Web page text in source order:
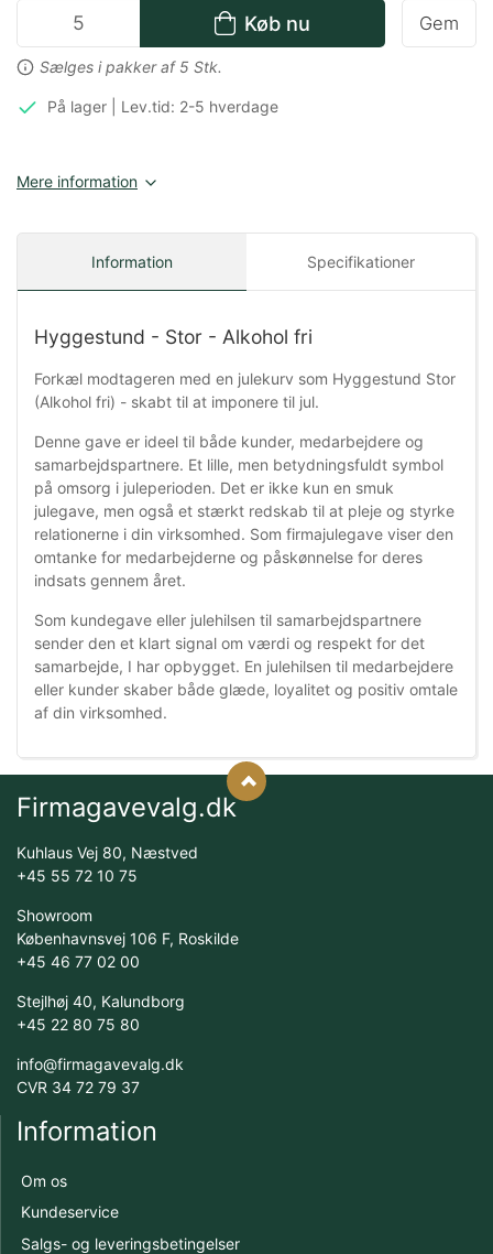
Køb nu
Sælges i pakker af 5 Stk.
Gem
På lager | Lev.tid: 2-5 hverdage
Mere information
Information Specifikationer
Hyggestund - Stor - Alkohol fri
Forkæl modtageren med en julekurv som Hyggestund Stor
(Alkohol fri) - skabt til at imponere til jul.
Denne gave er ideel til både kunder, medarbejdere og
samarbejdspartnere. Et lille, men betydningsfuldt symbol
på omsorg i juleperioden. Det er ikke kun en smuk
julegave, men også et stærkt redskab til at pleje og styrke
relationerne i din virksomhed. Som firmajulegave viser den
omtanke for medarbejderne og påskønnelse for deres
indsats gennem året.
Som kundegave eller julehilsen til samarbejdspartnere
sender den et klart signal om værdi og respekt for det
samarbejde, I har opbygget. En julehilsen til medarbejdere
eller kunder skaber både glæde, loyalitet og positiv omtale
af din virksomhed.
Firmagavevalg.dk
Kuhlaus Vej 80, Næstved
+45 55 72 10 75
Showroom
Københavnsvej 106 F, Roskilde
+45 46 77 02 00
Stejlhøj 40, Kalundborg
+45 22 80 75 80
info@firmagavevalg.dk
CVR 34 72 79 37
Information
Om os
Kundeservice
Salgs- og leveringsbetingelser